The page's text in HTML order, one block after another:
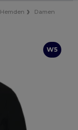
Hemden
Damen
W5